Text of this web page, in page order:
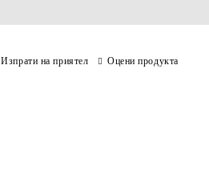
Изпрати на приятел Оцени продукта